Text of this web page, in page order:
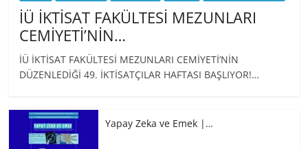
İÜ İKTİSAT FAKÜLTESİ MEZUNLARI
CEMİYETİ’NİN…
İÜ İKTİSAT FAKÜLTESİ MEZUNLARI CEMİYETİ’NİN
DÜZENLEDİĞİ 49. İKTİSATÇILAR HAFTASI BAŞLIYOR!…
Yapay Zeka ve Emek |…